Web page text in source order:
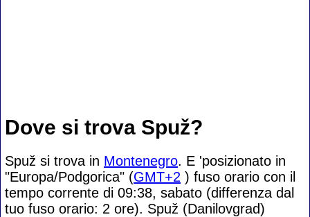
Dove si trova Spuž?
Spuž si trova in Montenegro. E 'posizionato in
"Europa/Podgorica" (GMT+2 ) fuso orario con il
tempo corrente di 09:38, sabato (differenza dal
tuo fuso orario: 2 ore). Spuž (Danilovgrad)